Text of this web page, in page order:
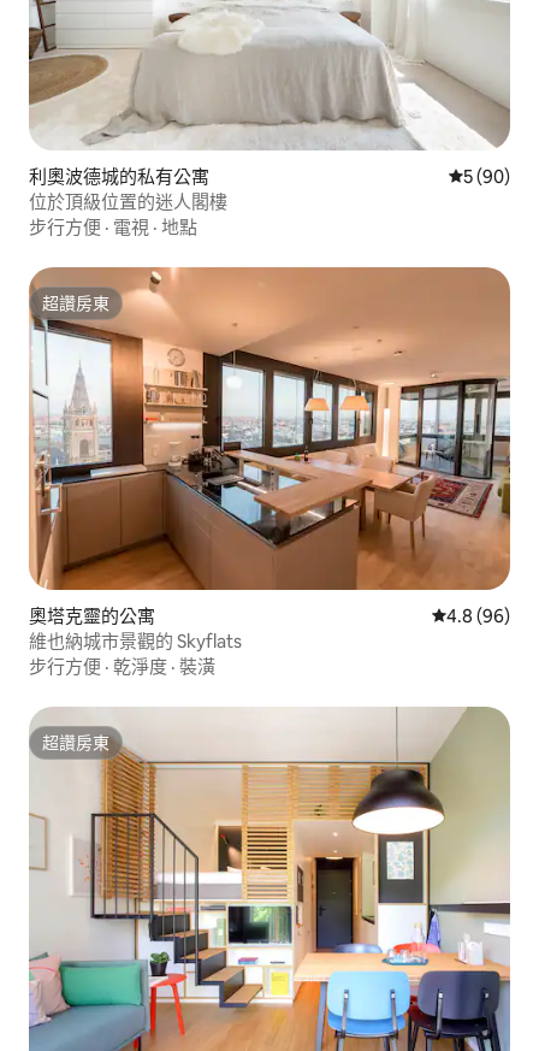
利奧波德城的私有公寓 從 90 則評
5 (90)
位於頂級位置的迷人閣樓
步行方便 · 電視 · 地點
超讚房東
超讚房東
奧塔克靈的公寓 從 96 則評價
4.8 (96)
維也納城市景觀的 Skyflats
步行方便 · 乾淨度 · 裝潢
超讚房東
超讚房東